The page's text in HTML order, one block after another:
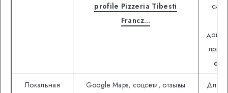
profile Pizzeria Tibesti
Francz…
Локальная
Google Maps, соцсети, отзывы
Для